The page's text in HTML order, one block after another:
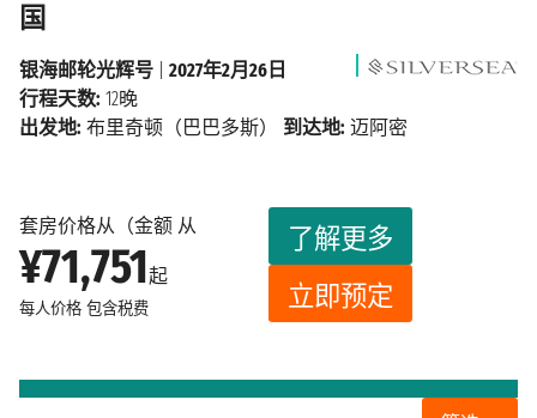
国
套房价格从（金额 从
¥71,751起
每人价格 包含税费
了解更多
立即预定
银海邮轮光辉号
2027年2月26日
行程天数: 12晚
出发地: 布里奇顿（巴巴多斯） 到达地: 迈阿密